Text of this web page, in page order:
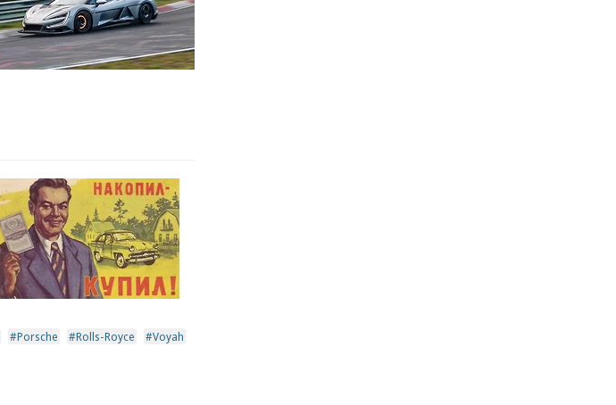
Porsche Rolls-Royce
Voyah